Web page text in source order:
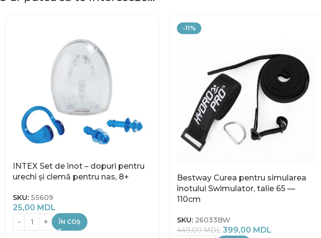
INTEX Set de înot – dopuri pentru
urechi și clemă pentru nas, 8+
SKU: 55609
25,00 MDL
ÎN COȘ
-11%
Bestway Curea pentru simularea
înotului Swimulator, talie 65 —
110cm
SKU: 26033BW
449,00MDL 399,00 MDL